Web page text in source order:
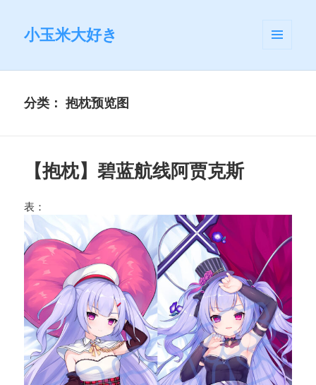
小玉米大好き
挂件
分类：抱枕预览图
【抱枕】碧蓝航线阿贾克斯
表：